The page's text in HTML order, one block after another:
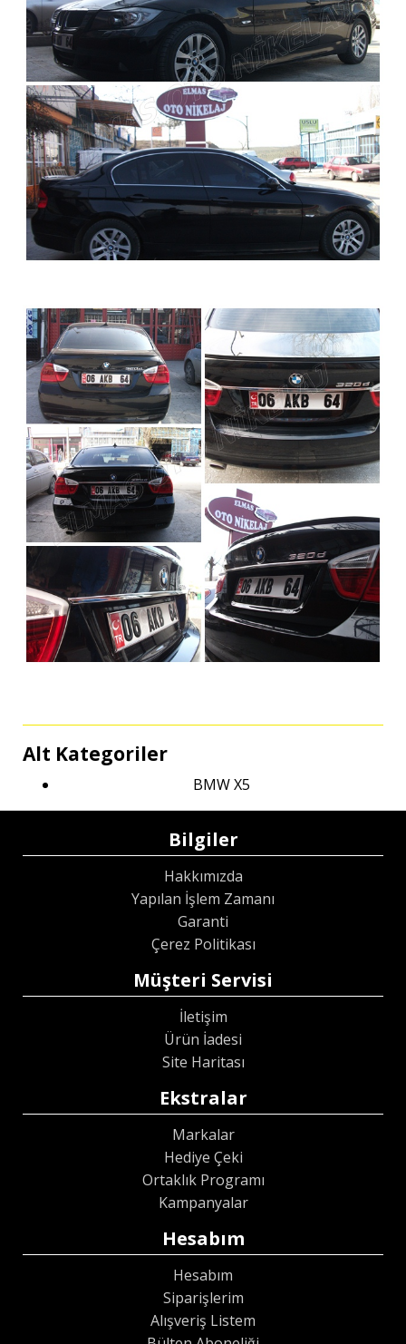
Alt Kategoriler
BMW X5
Bilgiler
Hakkımızda
Yapılan İşlem Zamanı
Garanti
Çerez Politikası
Müşteri Servisi
İletişim
Ürün İadesi
Site Haritası
Ekstralar
Markalar
Hediye Çeki
Ortaklık Programı
Kampanyalar
Hesabım
Hesabım
Siparişlerim
Alışveriş Listem